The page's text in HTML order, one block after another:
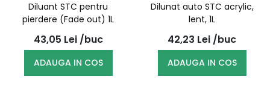
Diluant STC pentru
pierdere (Fade out) 1L
43,05 Lei /buc
ADAUGA IN COS
Dilunat auto STC acrylic,
lent, 1L
42,23 Lei /buc
ADAUGA IN COS